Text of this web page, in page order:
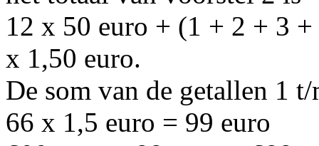
12 x 50 euro + (1 + 2 + 3
x 1,50 euro.
De som van de getallen 1
66 x 1,5 euro = 99 euro